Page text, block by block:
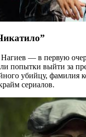
— в первую
попытки выйти за
убийцу, фамилия
сериалов.